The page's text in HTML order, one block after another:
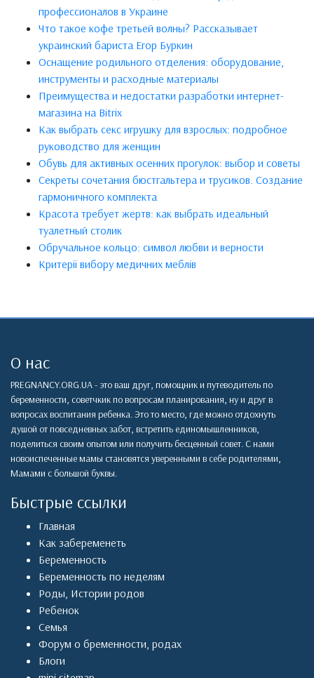
профессионалов в Украине
Что такое кофе третьей волны? Рассказывает
украинский бариста Егор Буркин
Оснащение родильного отделения: оборудование,
инструменты и расходные материалы
Преимущества и недостатки разработки интернет-
магазина на Bitrix
Как выбрать секс игрушку для взрослых: подробное
руководство для женщин
Обувь для активных осенних прогулок: выбор и советы
Секреты сочетания бюстгальтера и трусиков. Создание
гармоничного комплекта
Красота требует жертв: как выбрать идеальный
туалетный столик
Обручальное кольцо: символ любви и верности
Критерії вибору медичних меблів
О нас
PREGNANCY.ORG.UA - это ваш друг, помощник и путеводитель по
беременности, советчкик по вопросам планирования, ну и друг в
вопросах воспитания ребенка. Это то место, где можно отдохнуть
душой от повседневных забот, встретить единомышленников,
поделиться своим опытом или получить бесценный совет. С нами
новоиспеченные мамы становятся уверенными в себе родителями,
Мамами с большой буквы.
Быстрые ссылки
Главная
Как забеременеть
Беременность
Беременность по неделям
Роды Истории родов
Ребенок
Семья
Форум о бременности, родах
Блоги